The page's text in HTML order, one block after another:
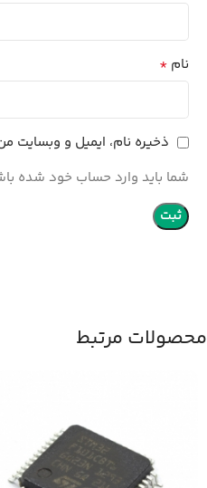
نام *
ذخیره نام، ایمیل و وبسایت
شما باید وارد حساب خود شده
محصولات مرتبط